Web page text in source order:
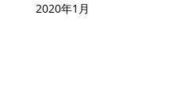
2020年2月